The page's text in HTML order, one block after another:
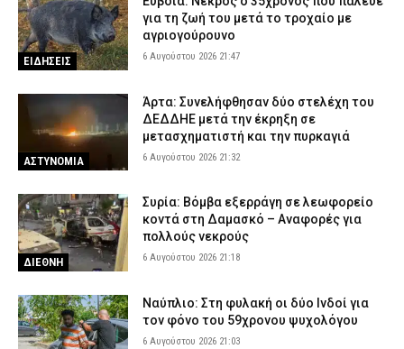
ΕΙΔΗΣΕΙΣ
για τη ζωή του μετά το τροχαίο με
αγριογούρουνο
6 Αυγούστου 2026 21:47
ΑΣΤΥΝΟΜΙΑ
Άρτα: Συνελήφθησαν δύο στελέχη του
ΔΕΔΔΗΕ μετά την έκρηξη σε
μετασχηματιστή και την πυρκαγιά
6 Αυγούστου 2026 21:32
ΔΙΕΘΝΗ
Συρία: Βόμβα εξερράγη σε λεωφορείο
κοντά στη Δαμασκό – Αναφορές για
πολλούς νεκρούς
6 Αυγούστου 2026 21:18
Ναύπλιο: Στη φυλακή οι δύο Ινδοί για
τον φόνο του 59χρονου ψυχολόγου
6 Αυγούστου 2026 21:03